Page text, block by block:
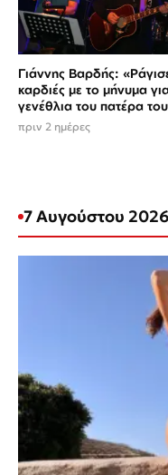
Γιάννης Βαρδής:
καρδιές με το μήνυμα
γενέθλια του πατέρα του
πριν 2 ημέρες
7 Αυγούστου 2026